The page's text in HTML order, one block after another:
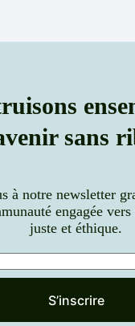
sans
à notre newsletter
engagée
juste et éthique.
S’inscrire